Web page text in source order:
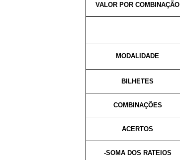
VALOR POR COMBINAÇÃO
MODALIDADE
BILHETES
COMBINAÇÕES
ACERTOS
-SOMA DOS RATEIOS